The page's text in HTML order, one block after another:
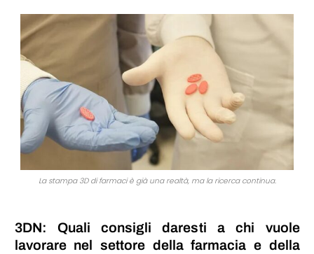
La stampa 3D di farmaci è già una realtà, ma la ricerca continua.
3DN: Quali consigli daresti a chi vuole
lavorare nel settore della farmacia e della